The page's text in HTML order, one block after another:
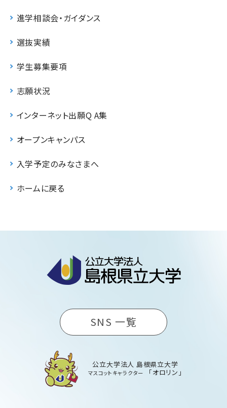
進学相談会・ガイダンス
選抜実績
学生募集要項
志願状況
インターネット出願Q A集
オープンキャンパス
入学予定のみなさまへ
ホームに戻る
SNS 一覧
公立大学法人 島根県立大学
マスコットキャラクター 「オロリン」